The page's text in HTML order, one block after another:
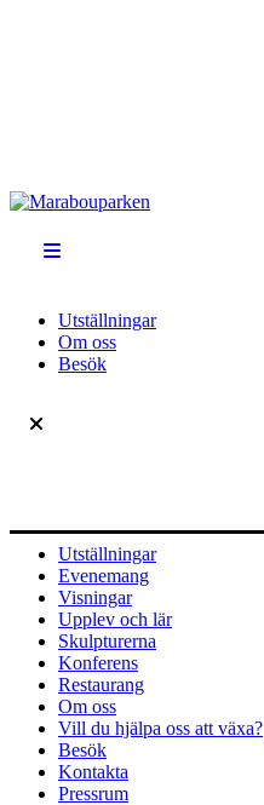
Utställningar
Om oss
Besök
Utställningar
Evenemang
Visningar
Upplev och lär
Skulpturerna
Konferens
Restaurang
Om oss
Vill du hjälpa oss att växa?
Besök
Kontakta
Pressrum